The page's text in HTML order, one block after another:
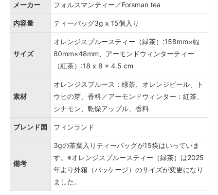
メーカー フォルスマンティー／Forsman tea
内容量 ティーバッグ3g x 15個入り
サイズ
オレンジスプルースティー（緑茶）:158mm×幅
80mm×48mm、アーモンドウィンターティー
（紅茶）:18 x 8 x 4.5 cm
素材
オレンジスプルース：緑茶、オレンジピール、ト
ウヒの芽、香料／アーモンドウィンター：紅茶、
シナモン、乾燥アップル、香料
ブレンド国 フィンランド
備考
3gの茶葉入りティーバッグが15袋はいっていま
す。※オレンジスプルースティー（緑茶）は2025
年より外箱（パッケージ）のサイズが変更になり
ました。